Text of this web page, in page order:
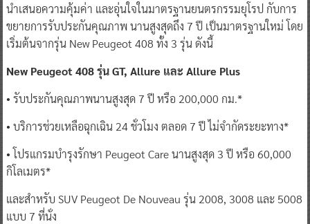
นำเสนอความคุ้มค่า และอุ่นใจในมาตรฐานยนตรกรรมยุโรป กับการ
ขยายการรับประกันคุณภาพ นานสูงสุดถึง 7 ปี เป็นมาตรฐานใหม่ โดย
เริ่มต้นจากรุ่น New Peugeot 408 ทั้ง 3 รุ่น ดังนี้
New Peugeot 408 รุ่น GT, Allure และ Allure Plus
• รับประกันคุณภาพนานสูงสุด 7 ปี หรือ 200,000 กม.*
• บริการช่วยเหลือฉุกเฉิน 24 ชั่วโมง ตลอด 7 ปี ไม่จำกัดระยะทาง*
• โปรแกรมบำรุงรักษา Peugeot Care นานสูงสุด 3 ปี หรือ 60,000
กิโลเมตร*
และสำหรับ SUV Peugeot De Nouveau รุ่น 2008, 3008 และ 5008
แบบ 7 ที่นั่ง